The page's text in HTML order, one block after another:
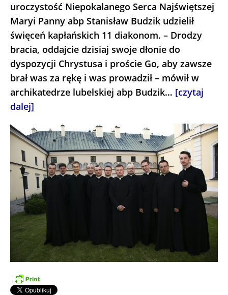
uroczystość Niepokalanego Serca Najświętszej
Maryi Panny abp Stanisław Budzik udzielił
święceń kapłańskich 11 diakonom. – Drodzy
bracia, oddajcie dzisiaj swoje dłonie do
dyspozycji Chrystusa i proście Go, aby zawsze
brał was za rękę i was prowadził – mówił w
archikatedrze lubelskiej abp Budzik… [czytaj
dalej]